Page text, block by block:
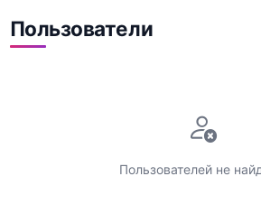
Пользователи
Пользователей не